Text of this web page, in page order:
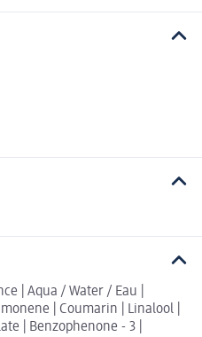
| Aqua / Water / Eau |
| Coumarin | Linalool |
| Benzophenone - 3 |